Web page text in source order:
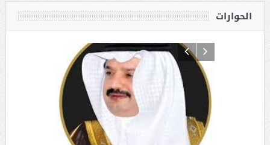
الحوارات